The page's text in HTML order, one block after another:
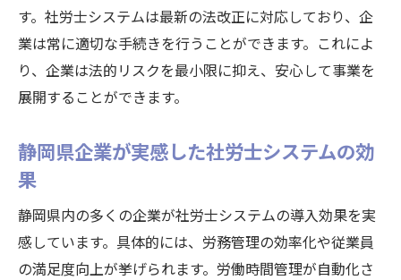
す。社労士システムは最新の法改正に対応しており、企
業は常に適切な手続きを行うことができます。これによ
り、企業は法的リスクを最小限に抑え、安心して事業を
展開することができます。
静岡県企業が実感した社労士システムの効
果
静岡県内の多くの企業が社労士システムの導入効果を実
感しています。具体的には、労務管理の効率化や従業員
の満足度向上が挙げられます。労働時間管理が自動化さ